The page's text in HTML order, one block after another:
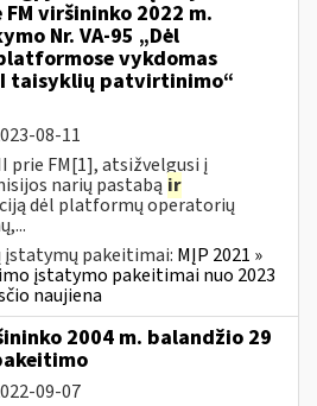
FM viršininko 2022 m.
Nr. VA-95 „Dėl
vykdomas
taisyklių patvirtinimo“
08-11
prie FM[1], atsižvelgusi į
narių pastabą ir
dėl platformų operatorių
įstatymų pakeitimai: MĮP 2021 »
įstatymo pakeitimai nuo 2023
naujiena
2004 m. balandžio 29
09-07